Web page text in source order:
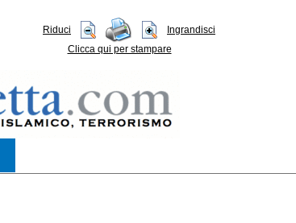
Riduci
Ingrandisci
Clicca qui per stampare